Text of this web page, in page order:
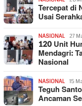
Tercepat di
Usai
NASIONAL 27
120 Unit
Mendagri:
Nasional
NASIONAL 15
Teguh
Ancaman